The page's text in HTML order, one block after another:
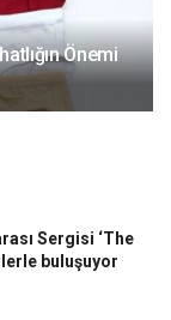
Önemi
Sergisi ‘The
buluşuyor